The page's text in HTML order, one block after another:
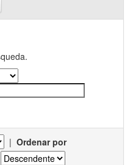
| Ordenar por